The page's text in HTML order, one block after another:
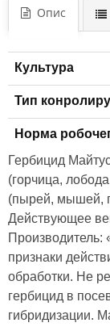
Опис
Культура
Тип
Норма
Гербицид
(горчица,
(пырей, мышей,
Действующее
Производитель:
признаки
обработки. Не
гербицид в
гибридизации.